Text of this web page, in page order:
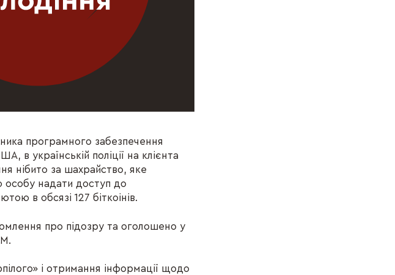
програмного забезпечення
в українській поліції на клієнта
нібито за шахрайство, яке
особу надати доступ до
в обсязі 127 біткоінів.
про підозру та оголошено у
і отримання інформації щодо